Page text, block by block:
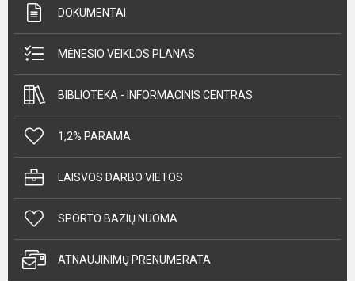
DOKUMENTAI
MĖNESIO VEIKLOS PLANAS
BIBLIOTEKA - INFORMACINIS CENTRAS
1,2% PARAMA
LAISVOS DARBO VIETOS
SPORTO BAZIŲ NUOMA
ATNAUJINIMŲ PRENUMERATA